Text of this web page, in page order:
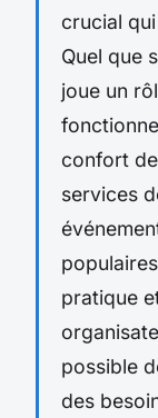
crucial
Quel que
joue un
confort
services
pratique
possible
des